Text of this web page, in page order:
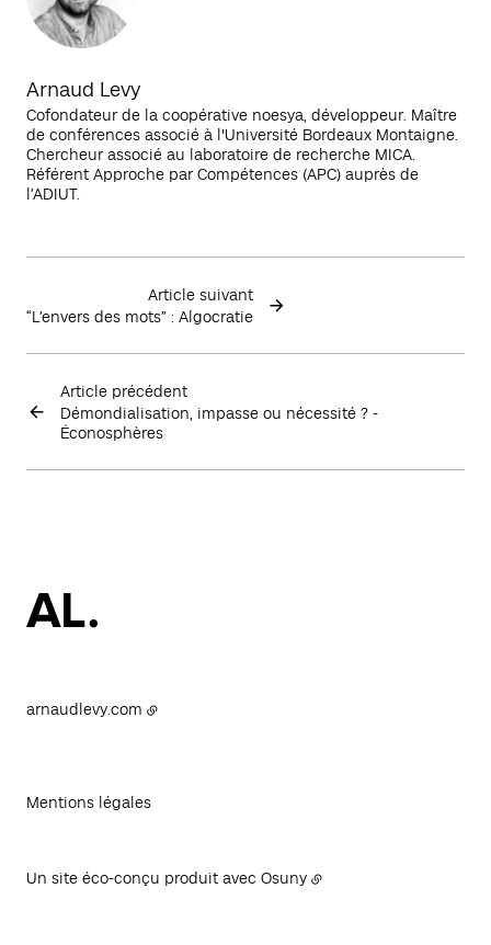
Arnaud Levy
Cofondateur de la coopérative noesya, développeur. Maître
de conférences associé à l'Université Bordeaux Montaigne.
Chercheur associé au laboratoire de recherche MICA.
Référent Approche par Compétences (APC) auprès de
l’ADIUT.
Article précédent
Démondialisation, impasse ou nécessité ? -
Éconosphères
Article suivant
“L’envers des mots” : Algocratie
arnaudlevy.com
Mentions légales
Un site éco-conçu produit avec Osuny